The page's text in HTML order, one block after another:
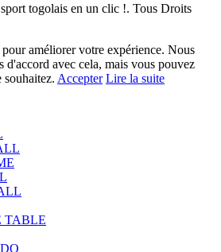
togolais en un clic !. Tous Droits
améliorer votre expérience. Nous
d'accord avec cela, mais vous pouvez
souhaitez. Accepter Lire la suite
TABLE